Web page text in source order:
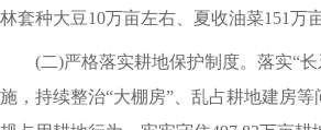
林套种大豆10万亩左右、夏收油菜151万
(二)严格落实耕地保护制度。落实“
施，持续整治“大棚房”、乱占耕地建房